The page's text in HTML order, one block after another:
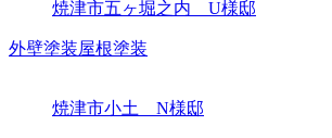
焼津市五ヶ堀之内 U様邸
外壁塗装屋根塗装
焼津市小土 N様邸